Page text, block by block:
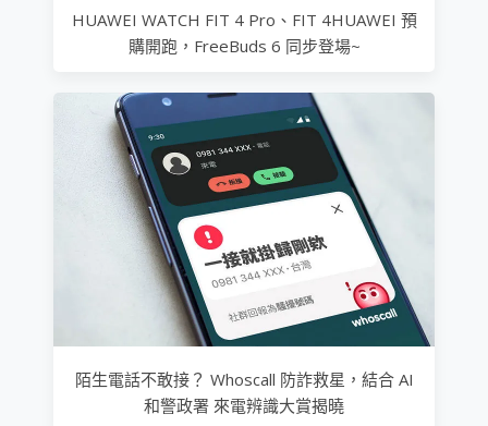
HUAWEI WATCH FIT 4 Pro、FIT 4HUAWEI 預
購開跑，FreeBuds 6 同步登場~
陌生電話不敢接？ Whoscall 防詐救星，結合 AI
和警政署 來電辨識大賞揭曉